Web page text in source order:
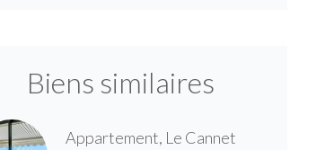
Biens similaires
Appartement, Le Cannet